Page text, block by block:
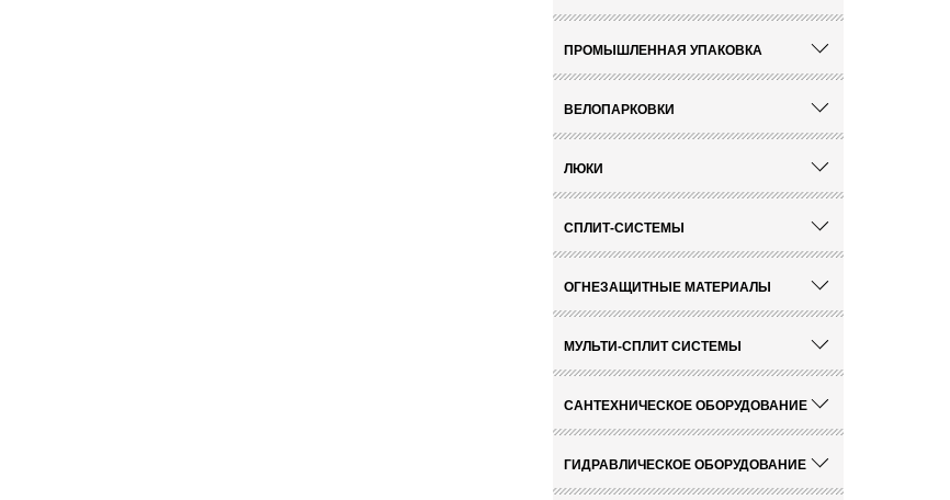
ПРОМЫШЛЕННАЯ УПАКОВКА
ВЕЛОПАРКОВКИ
ЛЮКИ
СПЛИТ-СИСТЕМЫ
ОГНЕЗАЩИТНЫЕ МАТЕРИАЛЫ
МУЛЬТИ-СПЛИТ СИСТЕМЫ
САНТЕХНИЧЕСКОЕ ОБОРУДОВАНИЕ
ГИДРАВЛИЧЕСКОЕ ОБОРУДОВАНИЕ